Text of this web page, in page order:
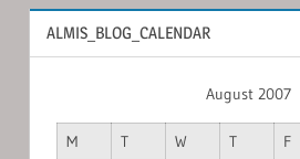
ALMIS_BLOG_CALENDAR
August 2007
M T W T F